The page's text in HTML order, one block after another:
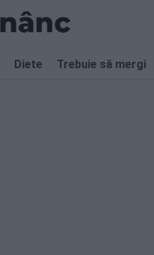
Diete Trebuie să mergi